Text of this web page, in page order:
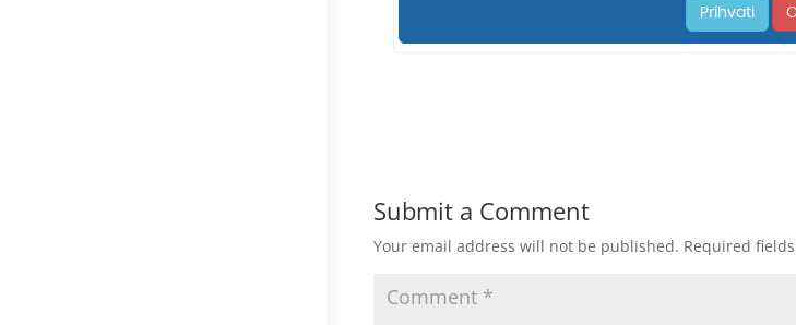
Submit a Comment
Your email address will not be published. Required